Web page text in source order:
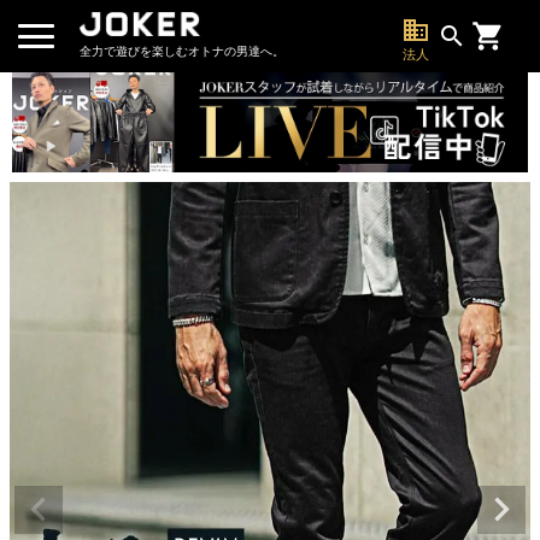
全力で遊びを楽しむオトナの男達へ。
business
法人
search